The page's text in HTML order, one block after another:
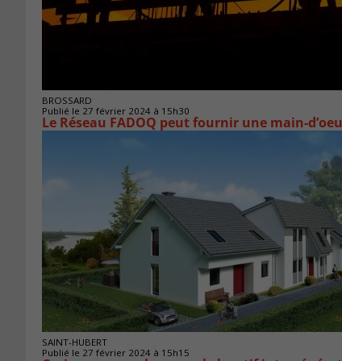
BROSSARD
Publié le 27 février 2024 à 15h30
Le Réseau FADOQ peut fournir une main-
SAINT-HUBERT
Publié le 27 février 2024 à 15h15